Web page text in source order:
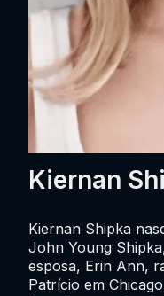
Kiernan
Kiernan Shipka
John Young
esposa, Erin Ann,
Patrício em